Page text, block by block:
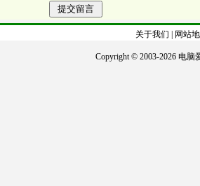
关于我们 网站
Copyright © 2003-2026 电脑